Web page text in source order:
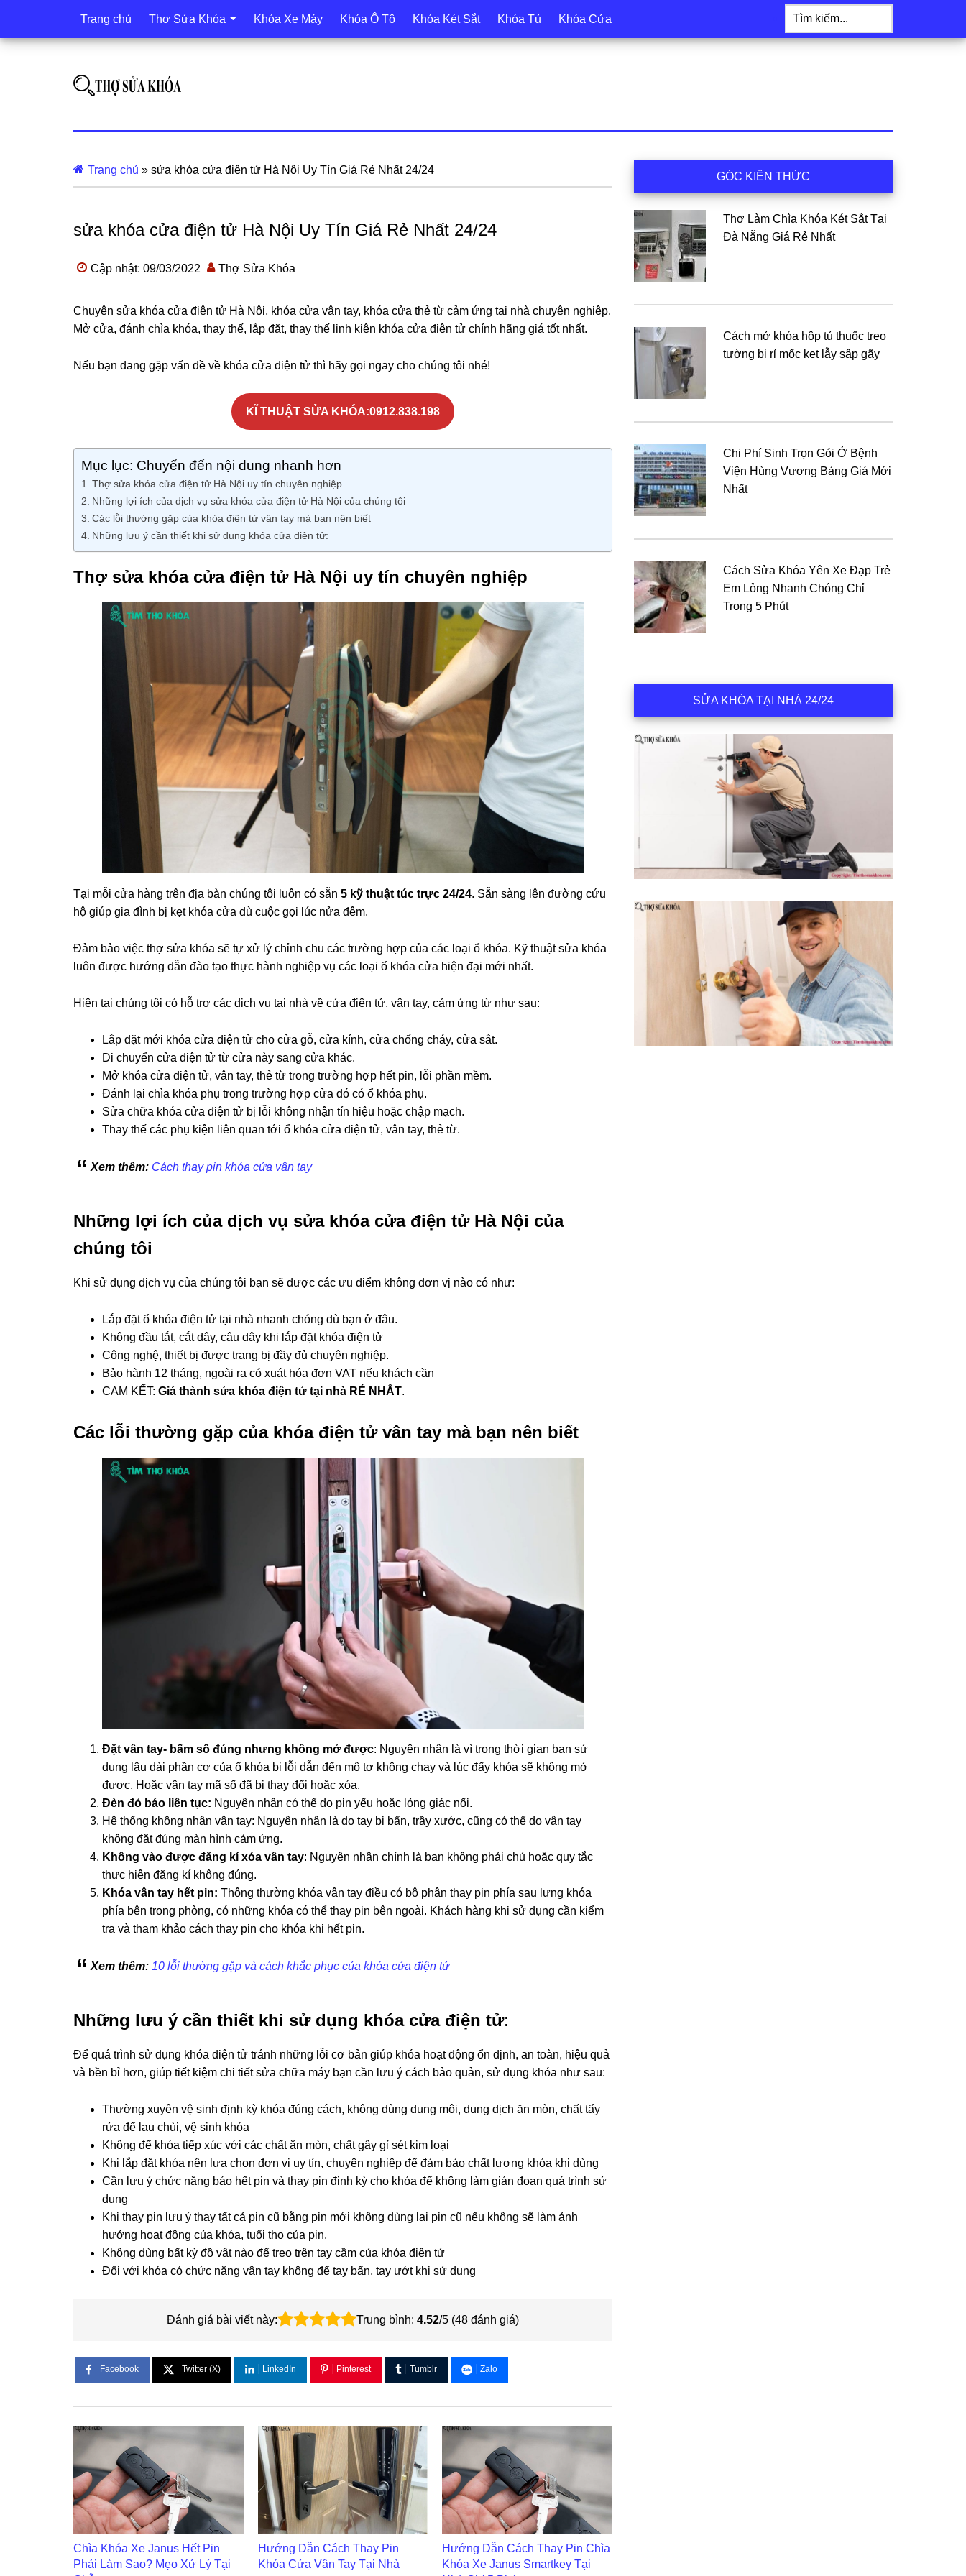
Trang chủ Thợ Sửa Khóa Khóa Xe Máy Khóa Ô Tô Khóa Két Sắt Khóa Tủ Khóa Cửa
Tìm
kiếm...
Trang chủ » sửa khóa cửa điện tử Hà Nội Uy Tín Giá Rẻ Nhất 24/24
sửa khóa cửa điện tử Hà Nội Uy Tín Giá Rẻ Nhất 24/24
Cập nhật: 09/03/2022 Thợ Sửa Khóa
Chuyên sửa khóa cửa điện tử Hà Nội, khóa cửa vân tay, khóa cửa thẻ từ cảm ứng tại nhà chuyên nghiệp.
Mở cửa, đánh chìa khóa, thay thế, lắp đặt, thay thế linh kiện khóa cửa điện tử chính hãng giá tốt nhất.
Nếu bạn đang gặp vấn đề về khóa cửa điện tử thì hãy gọi ngay cho chúng tôi nhé!
KĨ THUẬT SỬA KHÓA:0912.838.198
Mục lục: Chuyển đến nội dung nhanh hơn
Thợ sửa khóa cửa điện tử Hà Nội uy tín chuyên nghiệp
Những lợi ích của dịch vụ sửa khóa cửa điện tử Hà Nội của chúng tôi
Các lỗi thường gặp của khóa điện tử vân tay mà bạn nên biết
Những lưu ý cần thiết khi sử dụng khóa cửa điện tử:
Thợ sửa khóa cửa điện tử Hà Nội uy tín chuyên nghiệp
Tại mỗi cửa hàng trên địa bàn chúng tôi luôn có sẵn 5 kỹ thuật túc trực 24/24. Sẵn sàng lên đường cứu
hộ giúp gia đình bị kẹt khóa cửa dù cuộc gọi lúc nửa đêm.
Đảm bảo việc thợ sửa khóa sẽ tự xử lý chỉnh chu các trường hợp của các loại ổ khóa. Kỹ thuật sửa khóa
luôn được hướng dẫn đào tạo thực hành nghiệp vụ các loại ổ khóa cửa hiện đại mới nhất.
Hiện tại chúng tôi có hỗ trợ các dịch vụ tại nhà về cửa điện tử, vân tay, cảm ứng từ như sau:
Lắp đặt mới khóa cửa điện tử cho cửa gỗ, cửa kính, cửa chống cháy, cửa sắt.
Di chuyển cửa điện tử từ cửa này sang cửa khác.
Mở khóa cửa điện tử, vân tay, thẻ từ trong trường hợp hết pin, lỗi phần mềm.
Đánh lại chìa khóa phụ trong trường hợp cửa đó có ổ khóa phụ.
Sửa chữa khóa cửa điện tử bị lỗi không nhận tín hiệu hoặc chập mạch.
Thay thế các phụ kiện liên quan tới ổ khóa cửa điện tử, vân tay, thẻ từ.
Xem thêm: Cách thay pin khóa cửa vân tay
Những lợi ích của dịch vụ sửa khóa cửa điện tử Hà Nội của
chúng tôi
Khi sử dụng dịch vụ của chúng tôi bạn sẽ được các ưu điểm không đơn vị nào có như:
Lắp đặt ổ khóa điện tử tại nhà nhanh chóng dù bạn ở đâu.
Không đầu tắt, cắt dây, câu dây khi lắp đặt khóa điện tử
Công nghệ, thiết bị được trang bị đầy đủ chuyên nghiệp.
Bảo hành 12 tháng, ngoài ra có xuát hóa đơn VAT nếu khách cần
CAM KẾT: Giá thành sửa khóa điện tử tại nhà RẺ NHẤT.
Các lỗi thường gặp của khóa điện tử vân tay mà bạn nên biết
Đặt vân tay- bấm số đúng nhưng không mở được: Nguyên nhân là vì trong thời gian bạn sử
dụng lâu dài phần cơ của ổ khóa bị lỗi dẫn đến mô tơ không chạy và lúc đấy khóa sẽ không mở
được. Hoặc vân tay mã số đã bị thay đổi hoặc xóa.
Đèn đỏ báo liên tục: Nguyên nhân có thể do pin yếu hoặc lỏng giác nối.
Hệ thống không nhận vân tay: Nguyên nhân là do tay bị bẩn, trầy xước, cũng có thể do vân tay
không đặt đúng màn hình cảm ứng.
Không vào được đăng kí xóa vân tay: Nguyên nhân chính là bạn không phải chủ hoặc quy tắc
thực hiện đăng kí không đúng.
Khóa vân tay hết pin: Thông thường khóa vân tay điều có bộ phận thay pin phía sau lưng khóa
phía bên trong phòng, có những khóa có thể thay pin bên ngoài. Khách hàng khi sử dụng cần kiểm
tra và tham khảo cách thay pin cho khóa khi hết pin.
Xem thêm: 10 lỗi thường gặp và cách khắc phục của khóa cửa điện tử
Những lưu ý cần thiết khi sử dụng khóa cửa điện tử:
Để quá trình sử dụng khóa điện tử tránh những lỗi cơ bản giúp khóa hoạt động ổn định, an toàn, hiệu quả
và bền bỉ hơn, giúp tiết kiệm chi tiết sửa chữa máy bạn cần lưu ý cách bảo quản, sử dụng khóa như sau:
Thường xuyên vệ sinh định kỳ khóa đúng cách, không dùng dung môi, dung dịch ăn mòn, chất tẩy
rửa để lau chùi, vệ sinh khóa
Không để khóa tiếp xúc với các chất ăn mòn, chất gây gỉ sét kim loại
Khi lắp đặt khóa nên lựa chọn đơn vị uy tín, chuyên nghiệp để đảm bảo chất lượng khóa khi dùng
Cần lưu ý chức năng báo hết pin và thay pin định kỳ cho khóa để không làm gián đoạn quá trình sử
dụng
Khi thay pin lưu ý thay tất cả pin cũ bằng pin mới không dùng lại pin cũ nếu không sẽ làm ảnh
hưởng hoạt động của khóa, tuổi thọ của pin.
Không dùng bất kỳ đồ vật nào để treo trên tay cầm của khóa điện tử
Đối với khóa có chức năng vân tay không để tay bẩn, tay ướt khi sử dụng
Đánh giá bài viết này: Trung bình: 4.52/5 (48 đánh giá)
Facebook Twitter (X) LinkedIn Pinterest Tumblr Zalo
Chìa Khóa Xe Janus Hết Pin
Phải Làm Sao? Mẹo Xử Lý Tại
Hướng Dẫn Cách Thay Pin
Khóa Cửa Vân Tay Tại Nhà
Hướng Dẫn Cách Thay Pin Chìa
Khóa Xe Janus Smartkey Tại
chính
GÓC KIẾN THỨC
Thợ Làm Chìa Khóa Két Sắt Tại
Đà Nẵng Giá Rẻ Nhất
Cách mở khóa hộp tủ thuốc treo
tường bị rỉ mốc kẹt lẫy sập gãy
Chi Phí Sinh Trọn Gói Ở Bệnh
Viện Hùng Vương Bảng Giá Mới
Nhất
Cách Sửa Khóa Yên Xe Đạp Trẻ
Em Lỏng Nhanh Chóng Chỉ
Trong 5 Phút
SỬA KHÓA TẠI NHÀ 24/24